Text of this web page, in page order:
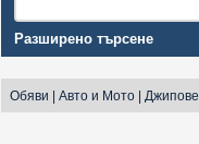
Разширено търсене
Обяви Авто и Мото Джипове